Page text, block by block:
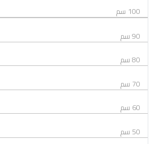
50 سم
60 سم
70 سم
80 سم
90 سم
100 سم